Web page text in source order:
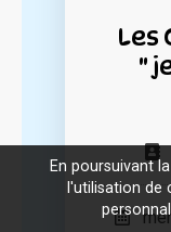
Les
"
En poursuivant
l'utilisation de